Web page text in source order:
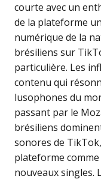
courte avec un
de la plateforme
numérique de la
brésiliens sur
particulière. Les
contenu qui
lusophones du
passant par le
brésiliens
sonores de
plateforme
nouveaux singles.